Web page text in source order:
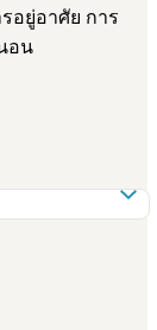
อยู่อาศัย การ
อน